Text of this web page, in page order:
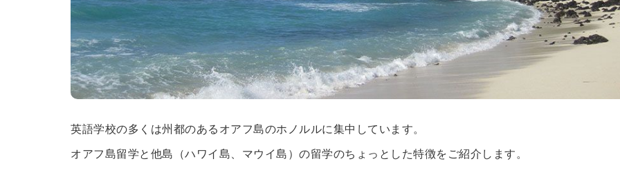
英語学校の多くは州都のあるオアフ島のホノルルに集中しています。
オアフ島留学と他島（ハワイ島、マウイ島）の留学のちょっとした特徴をご紹介します。